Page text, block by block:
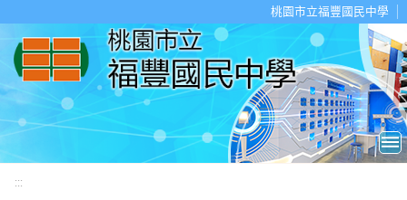
桃園市立福豐國民中學
:::